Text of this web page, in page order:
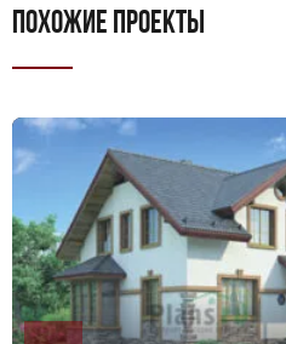
ПОХОЖИЕ ПРОЕКТЫ